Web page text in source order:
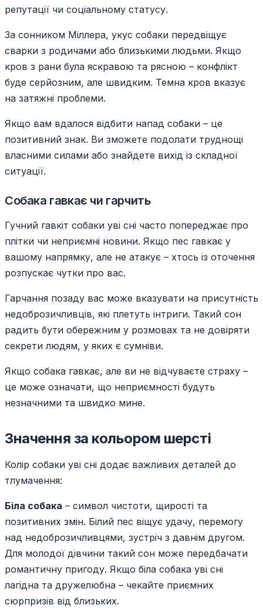
репутації чи соціальному статусу.
За сонником Міллера, укус собаки передвіщує
сварки з родичами або близькими людьми. Якщо
кров з рани була яскравою та рясною – конфлікт
буде серйозним, але швидким. Темна кров вказує
на затяжні проблеми.
Якщо вам вдалося відбити напад собаки – це
позитивний знак. Ви зможете подолати труднощі
власними силами або знайдете вихід із складної
ситуації.
Собака гавкає чи гарчить
Гучний гавкіт собаки уві сні часто попереджає про
плітки чи неприємні новини. Якщо пес гавкає у
вашому напрямку, але не атакує – хтось із оточення
розпускає чутки про вас.
Гарчання позаду вас може вказувати на присутність
недоброзичливців, які плетуть інтриги. Такий сон
радить бути обережним у розмовах та не довіряти
секрети людям, у яких є сумніви.
Якщо собака гавкає, але ви не відчуваєте страху –
це може означати, що неприємності будуть
незначними та швидко мине.
Значення за кольором шерсті
Колір собаки уві сні додає важливих деталей до
тлумачення:
Біла собака – символ чистоти, щирості та
позитивних змін. Білий пес віщує удачу, перемогу
над недоброзичливцями, зустріч з давнім другом.
Для молодої дівчини такий сон може передбачати
романтичну пригоду. Якщо біла собака уві сні
лагідна та дружелюбна – чекайте приємних
сюрпризів від близьких.